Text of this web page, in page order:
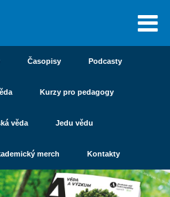
Časopisy Podcasty
Kurzy pro pedagogy
věda Jedu vědu
merch Kontakty